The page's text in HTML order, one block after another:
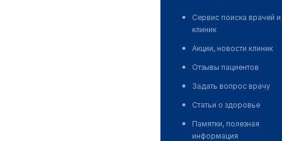
Сервис поиска врачей и
клиник
Акции, новости клиник
Отзывы пациентов
Задать вопрос врачу
Статьи о здоровье
Памятки, полезная
информация